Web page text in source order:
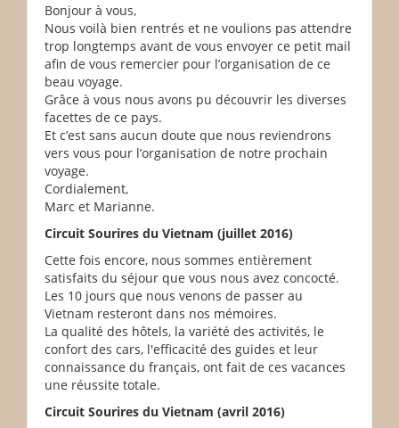
Bonjour à vous,
Nous voilà bien rentrés et ne voulions pas attendre
trop longtemps avant de vous envoyer ce petit mail
afin de vous remercier pour l’organisation de ce
beau voyage.
Grâce à vous nous avons pu découvrir les diverses
facettes de ce pays.
Et c’est sans aucun doute que nous reviendrons
vers vous pour l’organisation de notre prochain
voyage.
Cordialement,
Marc et Marianne.
Circuit Sourires du Vietnam (juillet 2016)
Cette fois encore, nous sommes entièrement
satisfaits du séjour que vous nous avez concocté.
Les 10 jours que nous venons de passer au
Vietnam resteront dans nos mémoires.
La qualité des hôtels, la variété des activités, le
confort des cars, l'efficacité des guides et leur
connaissance du français, ont fait de ces vacances
une réussite totale.
Circuit Sourires du Vietnam (avril 2016)